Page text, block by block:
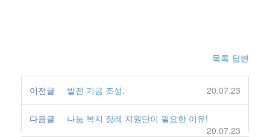
목록 답변
이전글 발전 기금 조성. 20.07.23
다음글
나눔 복지 장례 지원단이 필요한 이유!
20.07.23